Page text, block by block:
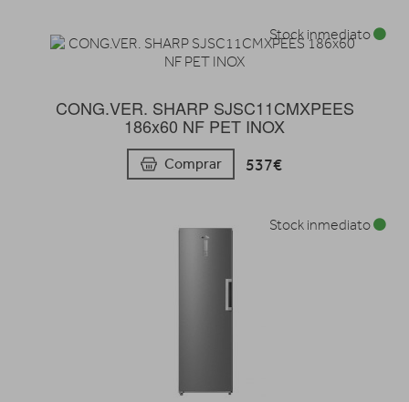
CONG.VER. SHARP SJSC11CMXPEES
186x60 NF PET INOX
Comprar 537€
Stock inmediato
Stock inmediato